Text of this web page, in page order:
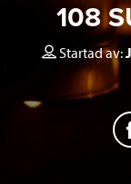
108
Startad av: